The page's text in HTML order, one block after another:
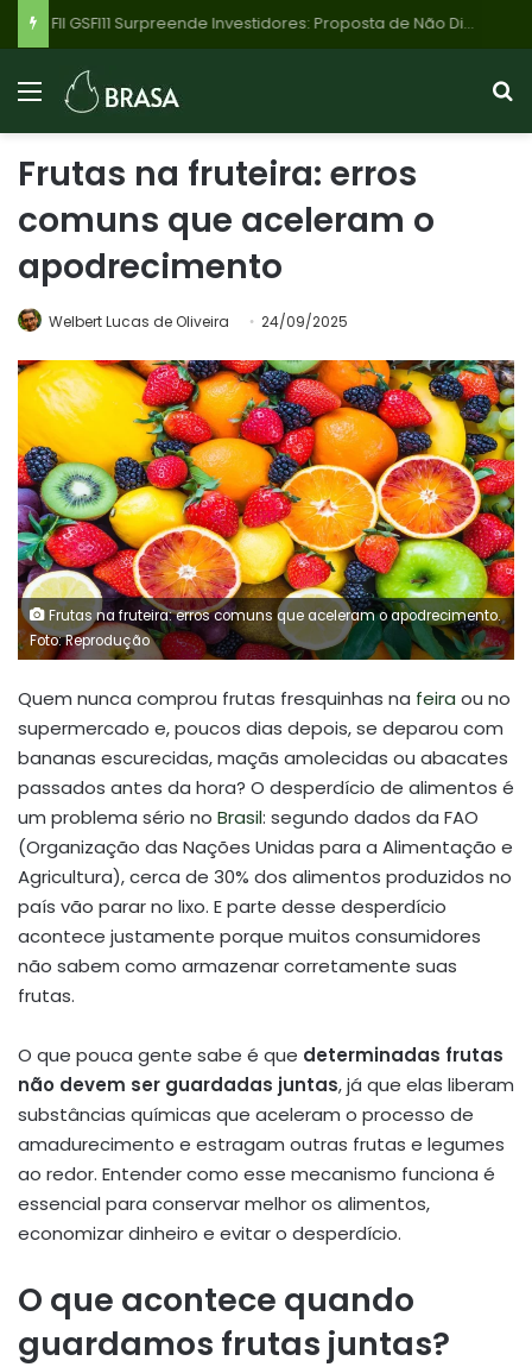
FII GSFI11 Surpreende Investidores: Proposta de Não Distribuir 95% do Lucro de R$ 42,8 Milhões no 1º Semestre de 2026 Choca Mercado
Frutas na fruteira: erros
comuns que aceleram o
apodrecimento
Welbert Lucas de Oliveira 24/09/2025
Frutas na fruteira: erros comuns que aceleram o apodrecimento.
Foto: Reprodução
Quem nunca comprou frutas fresquinhas na feira ou no
supermercado e, poucos dias depois, se deparou com
bananas escurecidas, maçãs amolecidas ou abacates
passados antes da hora? O desperdício de alimentos é
um problema sério no Brasil: segundo dados da FAO
(Organização das Nações Unidas para a Alimentação e
Agricultura), cerca de 30% dos alimentos produzidos no
país vão parar no lixo. E parte desse desperdício
acontece justamente porque muitos consumidores
não sabem como armazenar corretamente suas
frutas.
O que pouca gente sabe é que determinadas frutas
não devem ser guardadas juntas, já que elas liberam
substâncias químicas que aceleram o processo de
amadurecimento e estragam outras frutas e legumes
ao redor. Entender como esse mecanismo funciona é
essencial para conservar melhor os alimentos,
economizar dinheiro e evitar o desperdício.
O que acontece quando
guardamos frutas juntas?